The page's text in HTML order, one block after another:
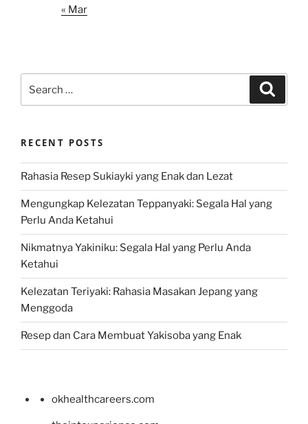
« Mar
for:
RECENT POSTS
Rahasia Resep Sukiayki yang Enak dan Lezat
Mengungkap Kelezatan Teppanyaki: Segala Hal yang
Perlu Anda Ketahui
Nikmatnya Yakiniku: Segala Hal yang Perlu Anda
Ketahui
Kelezatan Teriyaki: Rahasia Masakan Jepang yang
Menggoda
Resep dan Cara Membuat Yakisoba yang Enak
okhealthcareers.com